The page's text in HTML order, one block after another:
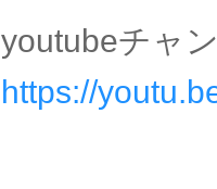
youtubeチャ
https://